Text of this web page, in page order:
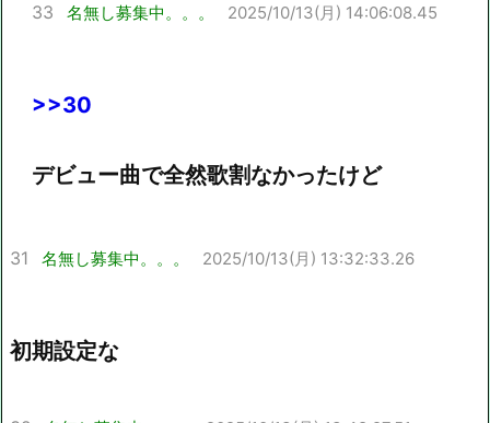
33 名無し募集中。。。 2025/10/13(月) 14:06:08.45
>>30
デビュー曲で全然歌割なかったけど
31 名無し募集中。。。 2025/10/13(月) 13:32:33.26
初期設定な